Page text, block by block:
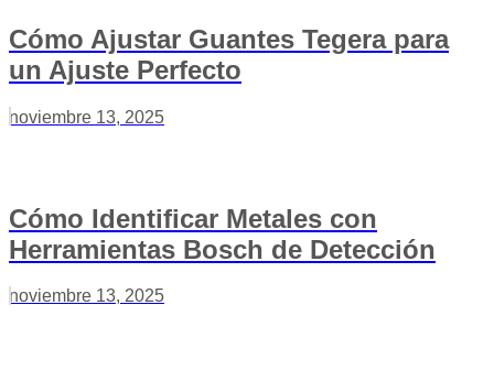
Cómo Ajustar Guantes Tegera para
un Ajuste Perfecto
noviembre 13, 2025
Cómo Identificar Metales con
Herramientas Bosch de Detección
noviembre 13, 2025